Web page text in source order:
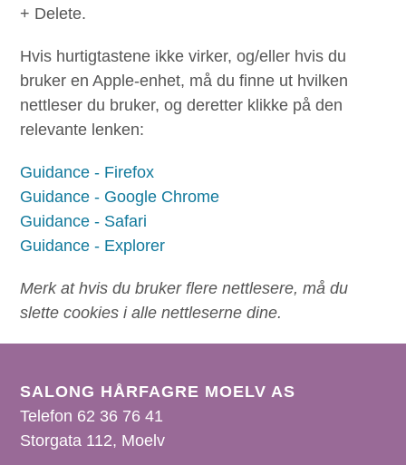
+ Delete.
Hvis hurtigtastene ikke virker, og/eller hvis du
bruker en Apple-enhet, må du finne ut hvilken
nettleser du bruker, og deretter klikke på den
relevante lenken:
Guidance - Firefox
Guidance - Google Chrome
Guidance - Safari
Guidance - Explorer
Merk at hvis du bruker flere nettlesere, må du
slette cookies i alle nettleserne dine.
SALONG HÅRFAGRE MOELV AS
Telefon 62 36 76 41
Storgata 112, Moelv